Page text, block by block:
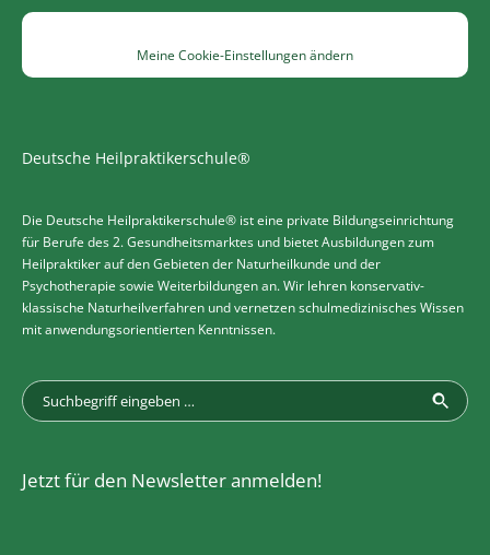
Meine Cookie-Einstellungen ändern
Deutsche Heilpraktikerschule®
Die Deutsche Heilpraktikerschule® ist eine private Bildungseinrichtung
für Berufe des 2. Gesundheitsmarktes und bietet Ausbildungen zum
Heilpraktiker auf den Gebieten der Naturheilkunde und der
Psychotherapie sowie Weiterbildungen an. Wir lehren konservativ-
klassische Naturheilverfahren und vernetzen schulmedizinisches Wissen
mit anwendungsorientierten Kenntnissen.
Jetzt für den Newsletter anmelden!